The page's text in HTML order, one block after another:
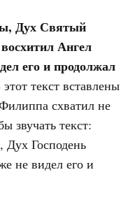
Дух Святый
Ангел
его и продолжал
текст вставлены
схватил не
звучать текст:
Господень
не видел его и